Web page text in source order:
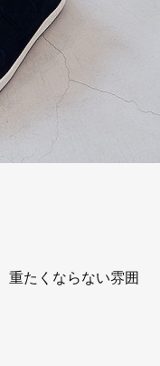
重たくならない雰囲